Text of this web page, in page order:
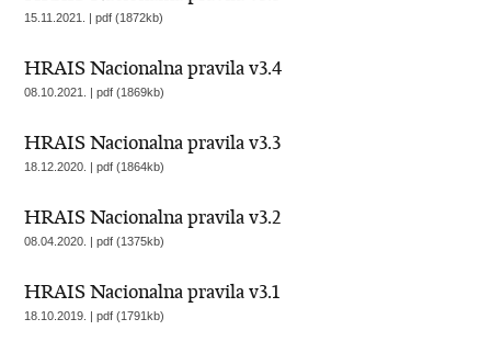
15.11.2021. | pdf (1872kb)
HRAIS Nacionalna pravila v3.4
08.10.2021. | pdf (1869kb)
HRAIS Nacionalna pravila v3.3
18.12.2020. | pdf (1864kb)
HRAIS Nacionalna pravila v3.2
08.04.2020. | pdf (1375kb)
HRAIS Nacionalna pravila v3.1
18.10.2019. | pdf (1791kb)